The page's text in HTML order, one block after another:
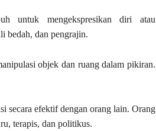
untuk mengekspresikan diri atau
bedah, dan pengrajin.
objek dan ruang dalam pikiran.
secara efektif dengan orang lain. Orang
terapis, dan politikus.